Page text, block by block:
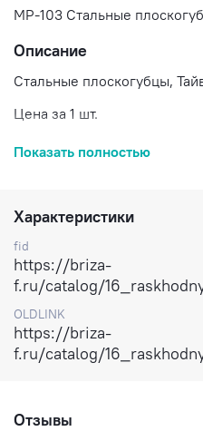
МР-103 Стальные
Описание
Стальные плоскогубцы,
Цена за 1 шт.
Доставка по России.
Показать полностью
Характеристики
fid
https://briza-
f.ru/catalog/
OLDLINK
https://briza-
f.ru/catalog/
Отзывы